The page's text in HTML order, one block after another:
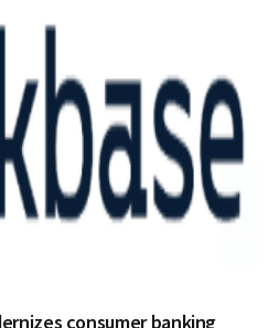
consumer banking